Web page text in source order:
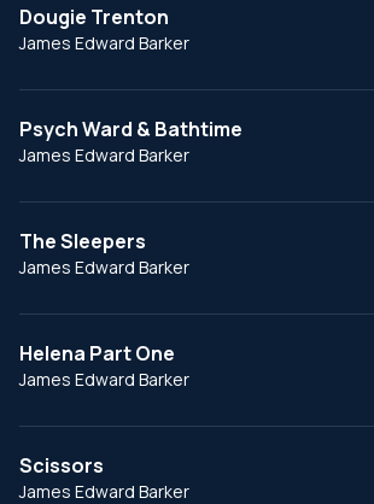
Dougie Trenton
James Edward Barker
Psych Ward & Bathtime
James Edward Barker
The Sleepers
James Edward Barker
Helena Part One
James Edward Barker
Scissors
James Edward Barker